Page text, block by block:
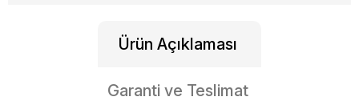
Ürün Açıklaması
Garanti ve Teslimat